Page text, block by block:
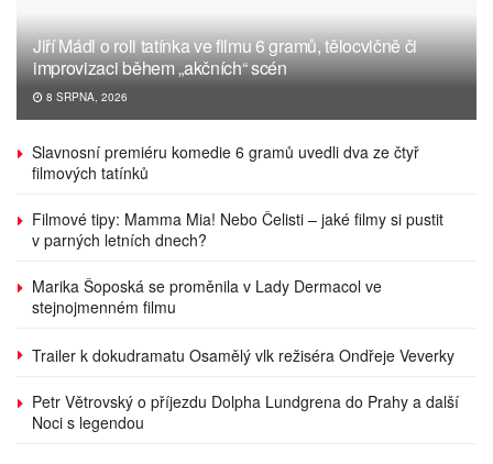
Jiří Mádl o roli tatínka ve filmu 6 gramů, tělocvičně či
improvizaci během „akčních“ scén
8 SRPNA, 2026
Slavnosní premiéru komedie 6 gramů uvedli dva ze čtyř
filmových tatínků
Filmové tipy: Mamma Mia! Nebo Čelisti – jaké filmy si pustit
v parných letních dnech?
Marika Šoposká se proměnila v Lady Dermacol ve
stejnojmenném filmu
Trailer k dokudramatu Osamělý vlk režiséra Ondřeje Veverky
Petr Větrovský o příjezdu Dolpha Lundgrena do Prahy a další
Noci s legendou